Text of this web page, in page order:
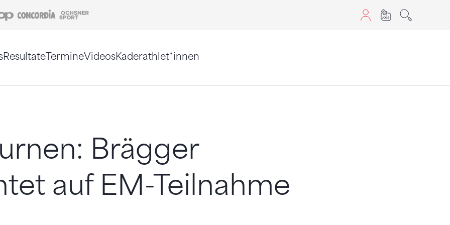
Coop Concordia
ResultateTermineVideosKaderathlet*innen
Brägger
auf EM-Teilnahme